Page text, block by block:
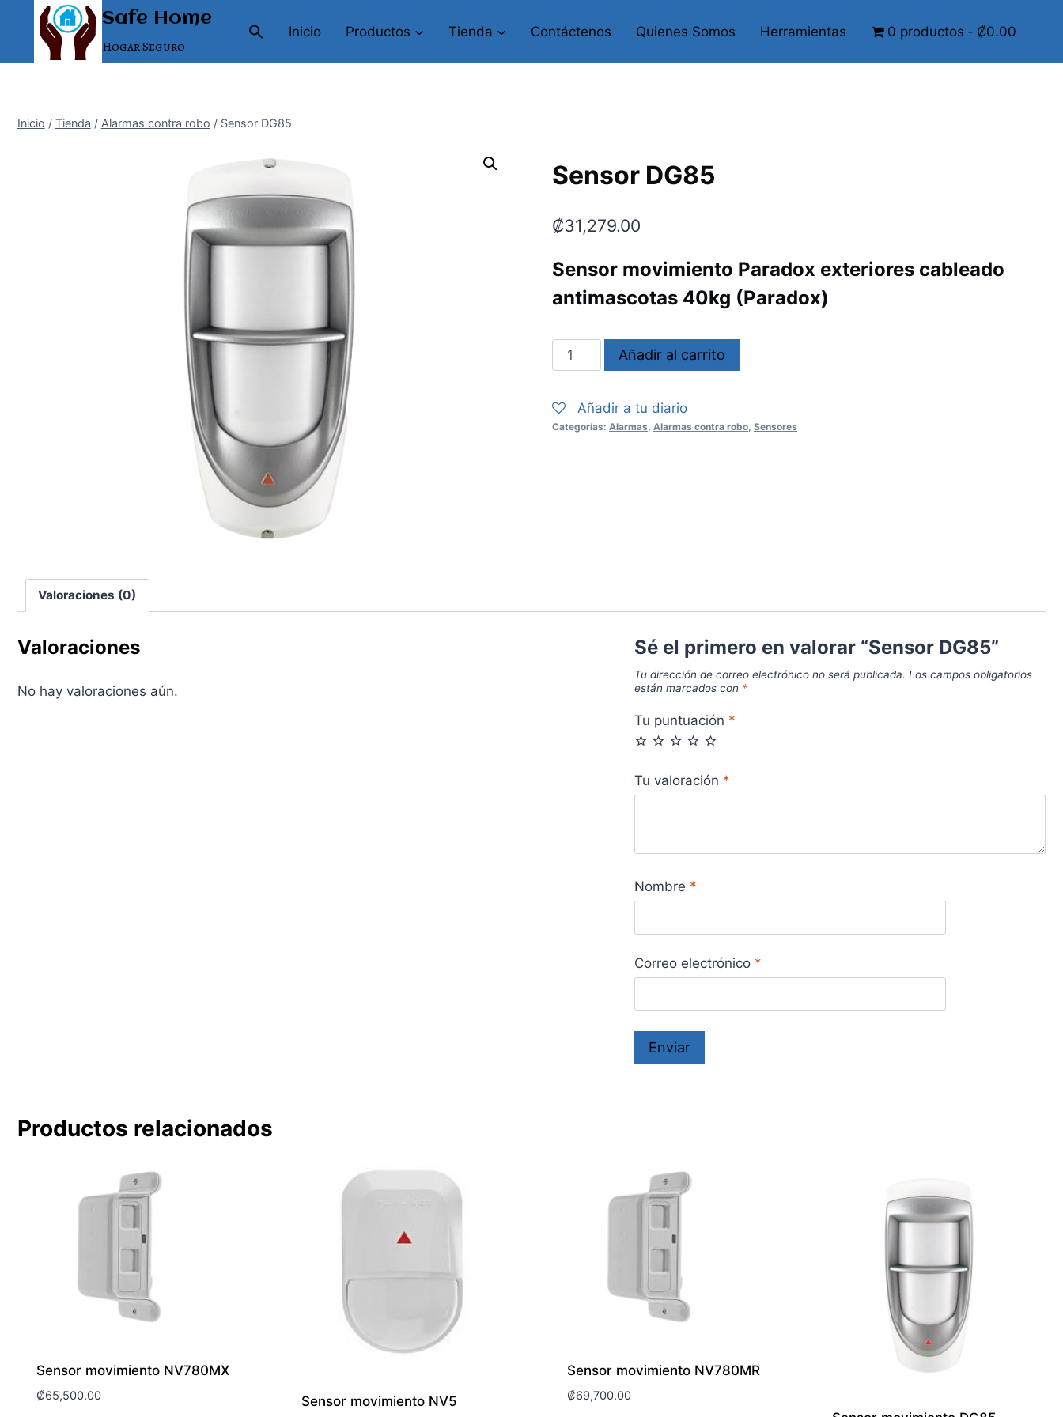
contenido
Safe Home
Hogar Seguro
Inicio Productos Tienda Contáctenos Quienes Somos Herramientas 0 productos ₡0.00
Inicio / Tienda / Alarmas contra robo / Sensor DG85
Sensor DG85
₡31,279.00
Sensor movimiento Paradox exteriores cableado
antimascotas 40kg (Paradox)
Sensor
DG85
Añadir al carrito
Añadir a tu diario
Categorías:Alarmas ,Alarmas contra robo ,Sensores
Valoraciones (0)
Valoraciones
No hay valoraciones aún.
Sé el primero en valorar “Sensor DG85”
Tu dirección de correo electrónico no será publicada. Los campos obligatorios
están marcados con *
Tu puntuación *
Tu valoración *
Nombre *
Correo electrónico *
Productos relacionados
Sensor movimiento NV780MX
₡65,500.00 Sensor movimiento NV5
Sensor movimiento NV780MR
₡69,700.00